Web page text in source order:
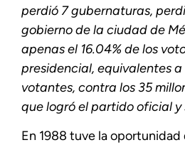
perdió 7 gubernaturas,
gobierno de la ciudad de
apenas el 16.04% de los
presidencial, equivalentes a
votantes, contra los 35
que logró el partido oficial y
En 1988 tuve la